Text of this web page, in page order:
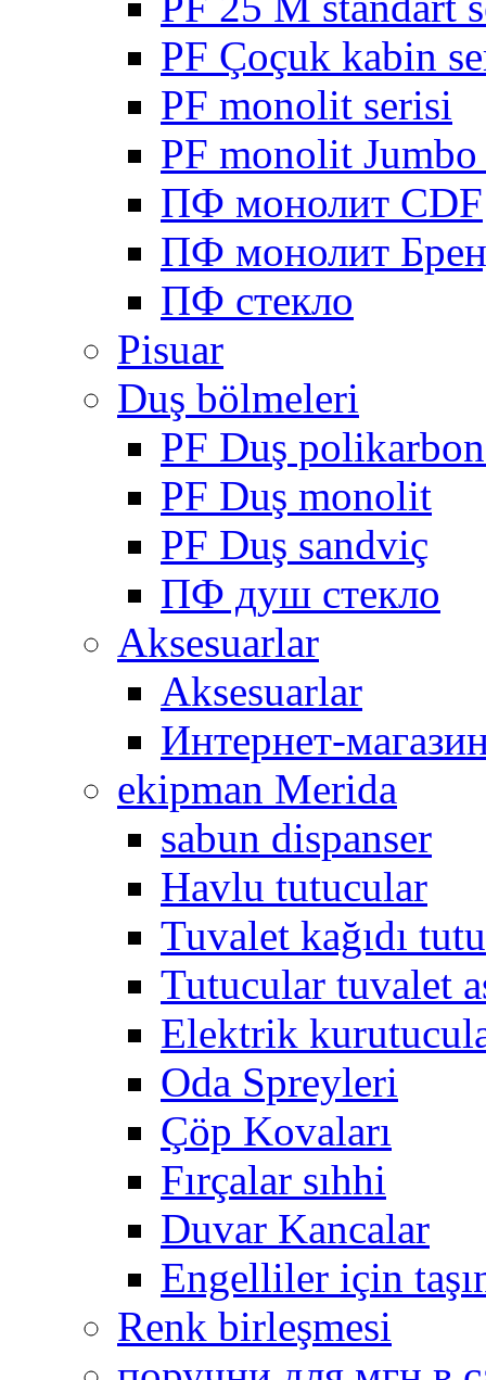
PF Çoçuk kabin
PF monolit serisi
PF monolit
ПФ монолит CDF
ПФ монолит
ПФ стекло
Pisuar
Duş bölmeleri
PF Duş
PF Duş monolit
PF Duş sandviç
ПФ душ стекло
Aksesuarlar
Aksesuarlar
Интернет-
ekipman Merida
sabun dispanser
Havlu tutucular
Tuvalet kağıdı
Tutucular tuvalet
Elektrik
Oda Spreyleri
Çöp Kovaları
Fırçalar sıhhi
Duvar Kancalar
Engelliler için
Renk birleşmesi